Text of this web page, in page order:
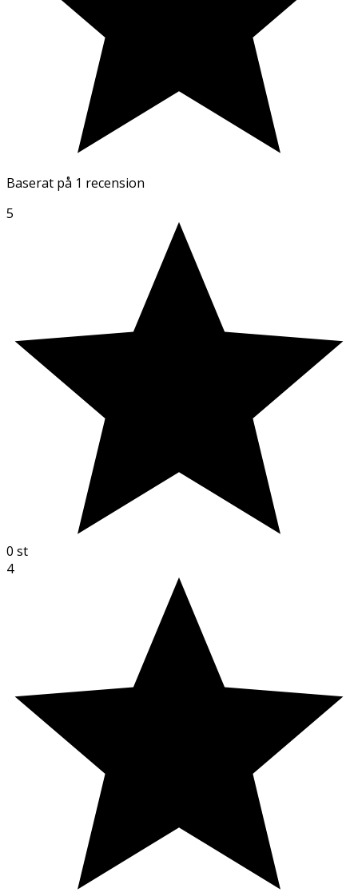
Baserat på 1 recension
5
0 st
4